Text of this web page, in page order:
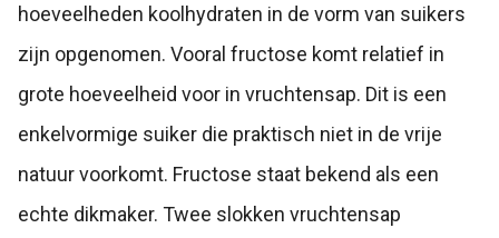
hoeveelheden koolhydraten in de vorm van suikers
zijn opgenomen. Vooral fructose komt relatief in
grote hoeveelheid voor in vruchtensap. Dit is een
enkelvormige suiker die praktisch niet in de vrije
natuur voorkomt. Fructose staat bekend als een
echte dikmaker. Twee slokken vruchtensap